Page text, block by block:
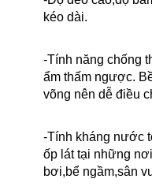
kéo dài.
-Tính năng chống
ẩm thấm ngược.
võng nên dễ điều
-Tính kháng nước
ốp lát tại những
bơi,bể ngầm,sân